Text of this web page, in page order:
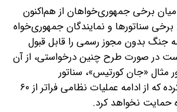
برخی جمهوری‌خواهان از هم‌اکنون
سناتور‌ها و نمایندگان جمهوری‌خواه
جنگ بدون مجوز رسمی را قابل قبول
در صورت طرح چنین درخواستی، از آن
مثال «جان کورتیس»، سناتور
جمهوری‌خواه اعلام کرده که از ادامه عملیات نظامی فراتر از ۶۰
حمایت نخواهد کرد.